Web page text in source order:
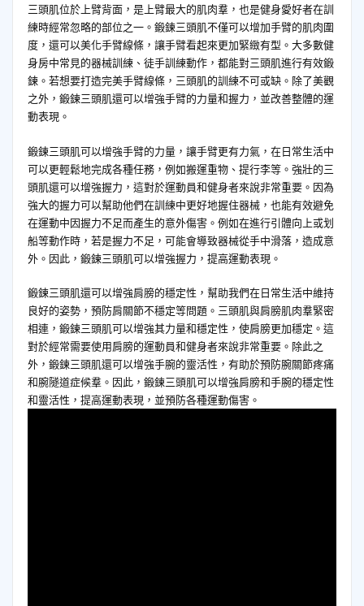
三頭肌位於上臂背面，是上臂最大的肌肉羣，也是健身愛好者在訓
練時經常忽略的部位之一。鍛鍊三頭肌不僅可以增加手臂的肌肉圍
度，還可以美化手臂線條，讓手臂看起來更加緊緻有型。大多數健
身房中常見的器械訓練、徒手訓練動作，都能對三頭肌進行有效鍛
鍊。若想要打造完美手臂線條，三頭肌的訓練不可或缺。除了美觀
之外，鍛鍊三頭肌還可以增強手臂的力量和握力，並改善整體的運
動表現。
鍛鍊三頭肌可以增強手臂的力量，讓手臂更有力氣，在日常生活中
可以更輕鬆地完成各種任務，例如搬運重物、提行李等。強壯的三
頭肌還可以增強握力，這對於運動員和健身者來說非常重要。因為
強大的握力可以幫助他們在訓練中更好地握住器械，也能有效避免
在運動中因握力不足而產生的意外傷害。例如在進行引體向上或划
船等動作時，若是握力不足，可能會導致器械從手中滑落，造成意
外。因此，鍛鍊三頭肌可以增強握力，提高運動表現。
鍛鍊三頭肌還可以增強肩膀的穩定性，幫助我們在日常生活中維持
良好的姿勢，預防肩關節不穩定等問題。三頭肌與肩膀肌肉羣緊密
相連，鍛鍊三頭肌可以增強其力量和穩定性，使肩膀更加穩定。這
對於經常需要使用肩膀的運動員和健身者來說非常重要。除此之
外，鍛鍊三頭肌還可以增強手腕的靈活性，有助於預防腕關節疼痛
和腕隧道症候羣。因此，鍛鍊三頭肌可以增強肩膀和手腕的穩定性
和靈活性，提高運動表現，並預防各種運動傷害。